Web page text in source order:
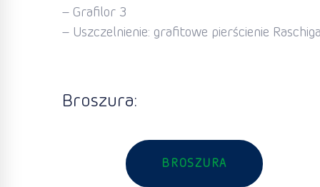
– Grafilor 3
– Uszczelnienie: grafitowe pierścienie Raschiga
Broszura:
BROSZURA